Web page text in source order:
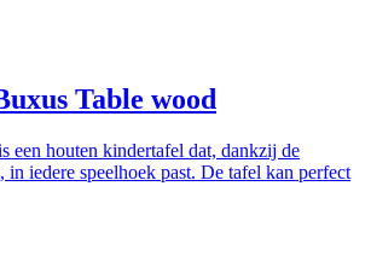
Table wood
een houten kindertafel dat, dankzij de
iedere speelhoek past. De tafel kan perfect